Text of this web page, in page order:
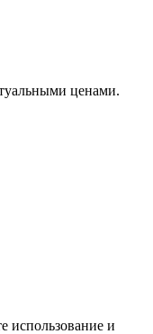
ценами.
использование и